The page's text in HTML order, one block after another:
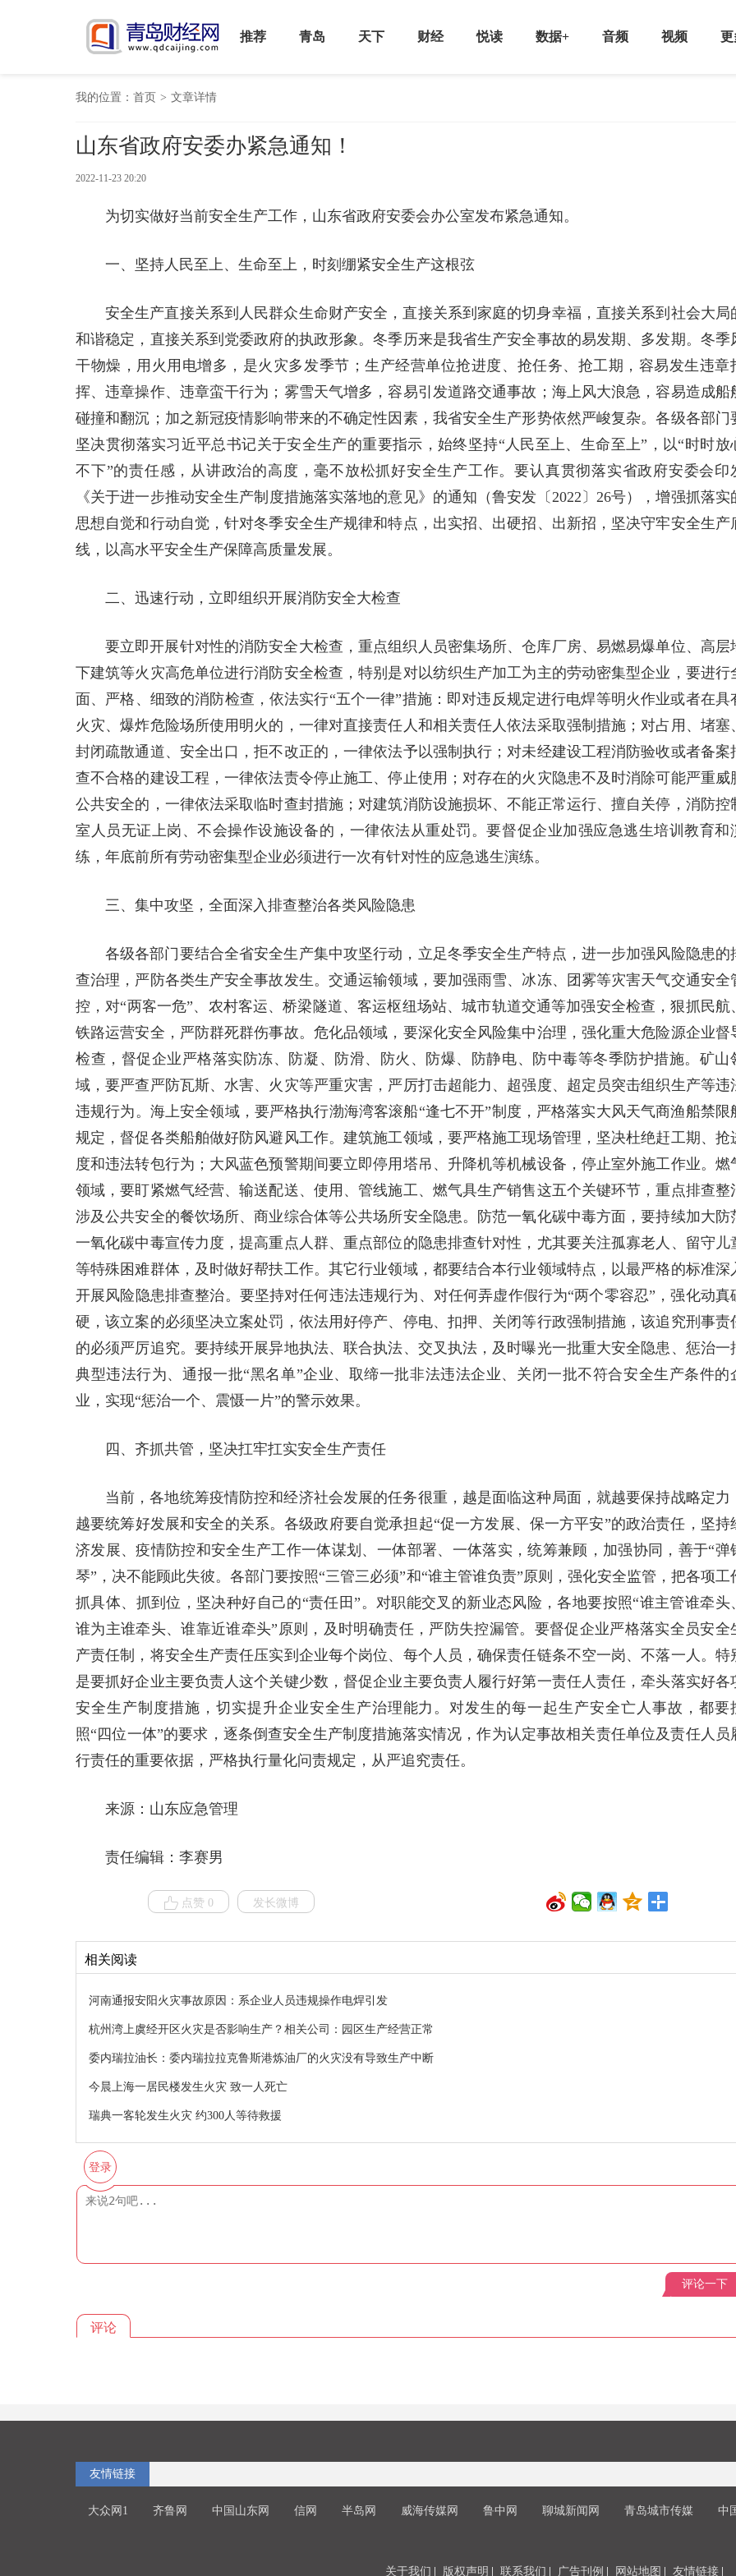
推荐 青岛 天下 财经 悦读 数据+ 音频 视频 更
我的位置： 首页 > 文章详情
山东省政府安委办紧急通知！
2022-11-23 20:20
为切实做好当前安全生产工作，山东省政府安委会办公室发布紧急通知。
一、坚持人民至上、生命至上，时刻绷紧安全生产这根弦
安全生产直接关系到人民群众生命财产安全，直接关系到家庭的切身幸福，直接关系到社会大局
和谐稳定，直接关系到党委政府的执政形象。冬季历来是我省生产安全事故的易发期、多发期。冬季
干物燥，用火用电增多，是火灾多发季节；生产经营单位抢进度、抢任务、抢工期，容易发生违章
挥、违章操作、违章蛮干行为；雾雪天气增多，容易引发道路交通事故；海上风大浪急，容易造成船
碰撞和翻沉；加之新冠疫情影响带来的不确定性因素，我省安全生产形势依然严峻复杂。各级各部门
坚决贯彻落实习近平总书记关于安全生产的重要指示，始终坚持“人民至上、生命至上”，以“时时放
不下”的责任感，从讲政治的高度，毫不放松抓好安全生产工作。要认真贯彻落实省政府安委会印
《关于进一步推动安全生产制度措施落实落地的意见》的通知（鲁安发〔2022〕26号），增强抓落实
思想自觉和行动自觉，针对冬季安全生产规律和特点，出实招、出硬招、出新招，坚决守牢安全生产
线，以高水平安全生产保障高质量发展。
二、迅速行动，立即组织开展消防安全大检查
要立即开展针对性的消防安全大检查，重点组织人员密集场所、仓库厂房、易燃易爆单位、高层
下建筑等火灾高危单位进行消防安全检查，特别是对以纺织生产加工为主的劳动密集型企业，要进行
面、严格、细致的消防检查，依法实行“五个一律”措施：即对违反规定进行电焊等明火作业或者在具
火灾、爆炸危险场所使用明火的，一律对直接责任人和相关责任人依法采取强制措施；对占用、堵塞、
封闭疏散通道、安全出口，拒不改正的，一律依法予以强制执行；对未经建设工程消防验收或者备案
查不合格的建设工程，一律依法责令停止施工、停止使用；对存在的火灾隐患不及时消除可能严重威
公共安全的，一律依法采取临时查封措施；对建筑消防设施损坏、不能正常运行、擅自关停，消防控
室人员无证上岗、不会操作设施设备的，一律依法从重处罚。要督促企业加强应急逃生培训教育和
练，年底前所有劳动密集型企业必须进行一次有针对性的应急逃生演练。
三、集中攻坚，全面深入排查整治各类风险隐患
各级各部门要结合全省安全生产集中攻坚行动，立足冬季安全生产特点，进一步加强风险隐患的
查治理，严防各类生产安全事故发生。交通运输领域，要加强雨雪、冰冻、团雾等灾害天气交通安全
控，对“两客一危”、农村客运、桥梁隧道、客运枢纽场站、城市轨道交通等加强安全检查，狠抓民航、
铁路运营安全，严防群死群伤事故。危化品领域，要深化安全风险集中治理，强化重大危险源企业督
检查，督促企业严格落实防冻、防凝、防滑、防火、防爆、防静电、防中毒等冬季防护措施。矿山
域，要严查严防瓦斯、水害、火灾等严重灾害，严厉打击超能力、超强度、超定员突击组织生产等违
违规行为。海上安全领域，要严格执行渤海湾客滚船“逢七不开”制度，严格落实大风天气商渔船禁限
规定，督促各类船舶做好防风避风工作。建筑施工领域，要严格施工现场管理，坚决杜绝赶工期、抢
度和违法转包行为；大风蓝色预警期间要立即停用塔吊、升降机等机械设备，停止室外施工作业。燃
领域，要盯紧燃气经营、输送配送、使用、管线施工、燃气具生产销售这五个关键环节，重点排查整
涉及公共安全的餐饮场所、商业综合体等公共场所安全隐患。防范一氧化碳中毒方面，要持续加大防
一氧化碳中毒宣传力度，提高重点人群、重点部位的隐患排查针对性，尤其要关注孤寡老人、留守儿
等特殊困难群体，及时做好帮扶工作。其它行业领域，都要结合本行业领域特点，以最严格的标准深
开展风险隐患排查整治。要坚持对任何违法违规行为、对任何弄虚作假行为“两个零容忍”，强化动真
硬，该立案的必须坚决立案处罚，依法用好停产、停电、扣押、关闭等行政强制措施，该追究刑事责
的必须严厉追究。要持续开展异地执法、联合执法、交叉执法，及时曝光一批重大安全隐患、惩治一
典型违法行为、通报一批“黑名单”企业、取缔一批非法违法企业、关闭一批不符合安全生产条件的
业，实现“惩治一个、震慑一片”的警示效果。
四、齐抓共管，坚决扛牢扛实安全生产责任
当前，各地统筹疫情防控和经济社会发展的任务很重，越是面临这种局面，就越要保持战略定力
越要统筹好发展和安全的关系。各级政府要自觉承担起“促一方发展、保一方平安”的政治责任，坚持
济发展、疫情防控和安全生产工作一体谋划、一体部署、一体落实，统筹兼顾，加强协同，善于“弹
琴”，决不能顾此失彼。各部门要按照“三管三必须”和“谁主管谁负责”原则，强化安全监管，把各项工
抓具体、抓到位，坚决种好自己的“责任田”。对职能交叉的新业态风险，各地要按照“谁主管谁牵头、
谁为主谁牵头、谁靠近谁牵头”原则，及时明确责任，严防失控漏管。要督促企业严格落实全员安全
产责任制，将安全生产责任压实到企业每个岗位、每个人员，确保责任链条不空一岗、不落一人。特
是要抓好企业主要负责人这个关键少数，督促企业主要负责人履行好第一责任人责任，牵头落实好各
安全生产制度措施，切实提升企业安全生产治理能力。对发生的每一起生产安全亡人事故，都要
照“四位一体”的要求，逐条倒查安全生产制度措施落实情况，作为认定事故相关责任单位及责任人员
行责任的重要依据，严格执行量化问责规定，从严追究责任。
来源：山东应急管理
责任编辑：李赛男
点赞 0 发长微博
相关阅读
河南通报安阳火灾事故原因：系企业人员违规操作电焊引发
杭州湾上虞经开区火灾是否影响生产？相关公司：园区生产经营正常
委内瑞拉油长：委内瑞拉拉克鲁斯港炼油厂的火灾没有导致生产中断
今晨上海一居民楼发生火灾 致一人死亡
瑞典一客轮发生火灾 约300人等待救援
登录
评论一下
评论
友情链接
大众网1 齐鲁网 中国山东网 信网 半岛网 威海传媒网 鲁中网 聊城新闻网 青岛城市传媒 中
关于我们 版权声明 联系我们 广告刊例 网站地图 友情链接